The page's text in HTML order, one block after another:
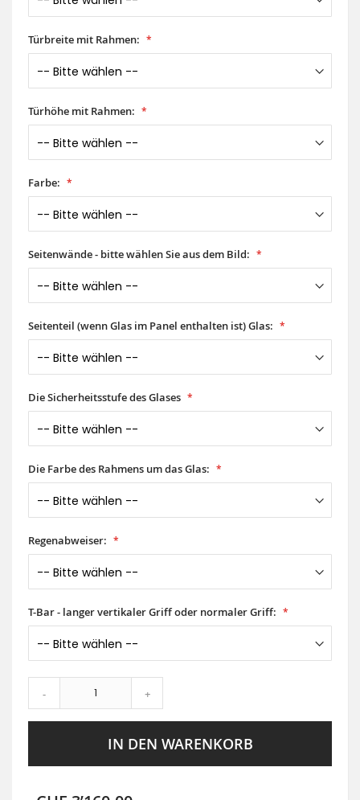
Türbreite mit Rahmen:
Türhöhe mit Rahmen:
Farbe:
Seitenwände - bitte wählen Sie aus dem Bild:
Seitenteil (wenn Glas im Panel enthalten ist) Glas:
Die Sicherheitsstufe des Glases
Die Farbe des Rahmens um das Glas:
Regenabweiser:
T-Bar - langer vertikaler Griff oder normaler Griff:
- +
IN DEN WARENKORB